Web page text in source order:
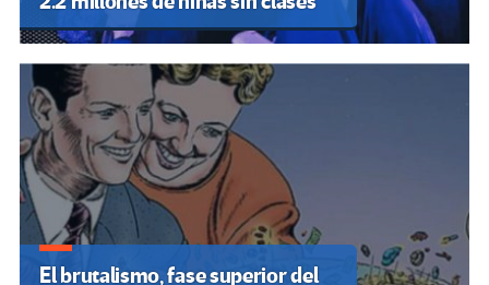
El brutalismo, fase superior del